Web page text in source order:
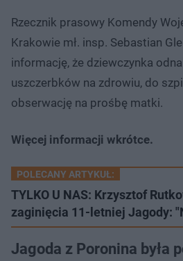
Rzecznik prasowy Komendy
Krakowie mł. insp. Sebastian
informację, że dziewczynka
uszczerbków na zdrowiu, do
obserwację na prośbę matki.
Więcej informacji wkrótce.
POLECANY ARTYKUŁ:
TYLKO U NAS: Krzysztof
zaginięcia 11-letniej Jagody:
Jagoda z Poronina była